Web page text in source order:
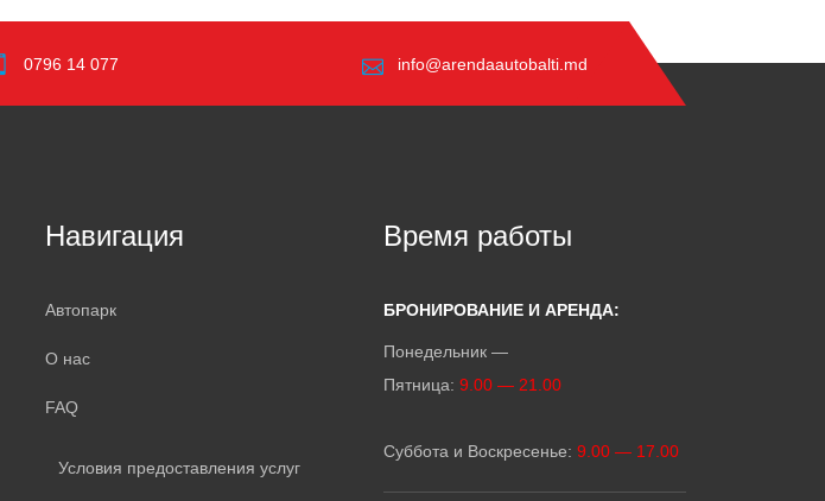
0796 14 077 info@arendaautobalti.md
Навигация
Автопарк
О нас
FAQ
Условия предоставления услуг
Время работы
БРОНИРОВАНИЕ И АРЕНДА:
Понедельник —
Пятница: 9.00 — 21.00
Суббота и Воскресенье: 9.00 — 17.00